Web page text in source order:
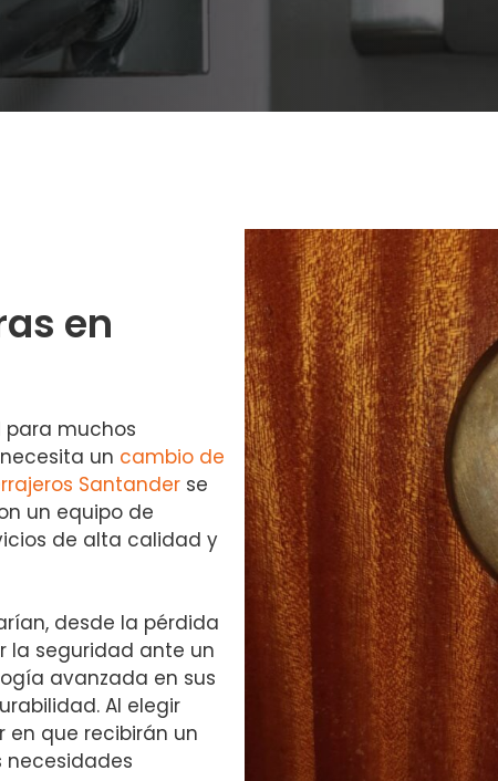
en
para muchos
un cambio de
Santander se
un equipo de
de alta calidad y
desde la pérdida
la seguridad ante un
avanzada en sus
Al elegir
en que recibirán un
necesidades